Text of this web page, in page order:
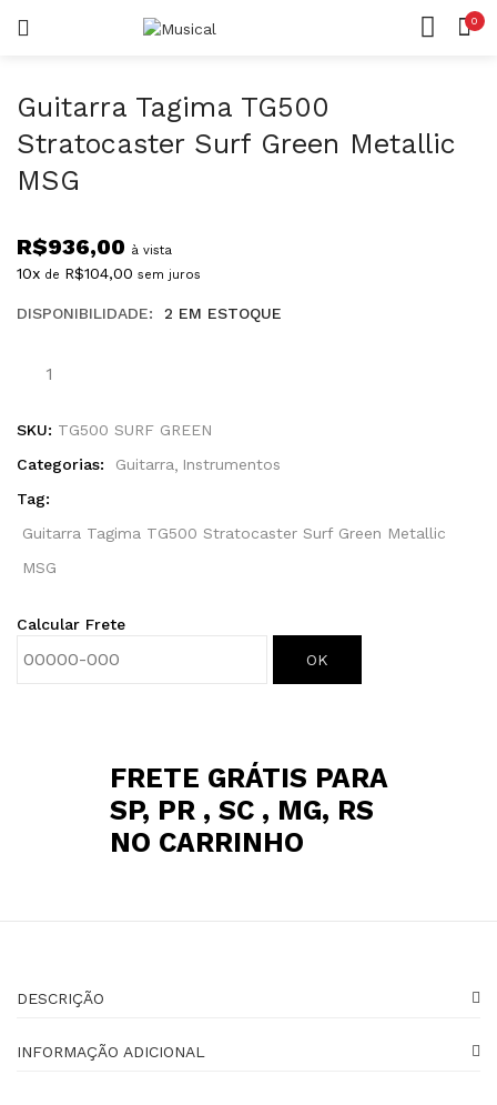
0
Lembrar-me
Guitarra Tagima TG500
Stratocaster Surf Green Metallic
MSG
R$936,00 à vista
10x de R$104,00 sem juros
DISPONIBILIDADE: 2 EM ESTOQUE
Tagima
Stratocaster
Green
Metallic
quantidade
SKU: TG500 SURF GREEN
Categorias:
Guitarra
Instrumentos
Tag:
Guitarra Tagima TG500 Stratocaster Surf Green Metallic
MSG
Calcular Frete
OK
FRETE GRÁTIS PARA
SP, PR , SC , MG, RS
NO CARRINHO
DESCRIÇÃO
INFORMAÇÃO ADICIONAL